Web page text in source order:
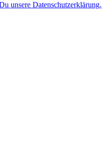
unsere Datenschutzerklärung.